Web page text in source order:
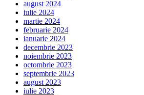
august 2024
iulie 2024
martie 2024
februarie 2024
ianuarie 2024
decembrie 2023
noiembrie 2023
octombrie 2023
septembrie 2023
august 2023
iulie 2023